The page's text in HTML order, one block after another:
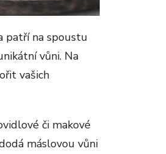
patří na spoustu
vůni. Na
vašich
či makové
máslovou vůni